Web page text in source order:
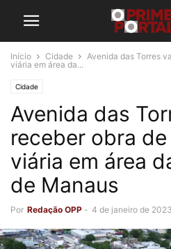
Início Cidade
Avenida das Torres
viária em área da...
Cidade
Avenida das
receber obra
viária em área
de Manaus
Por Redação OPP - 4 de janeiro de 2023